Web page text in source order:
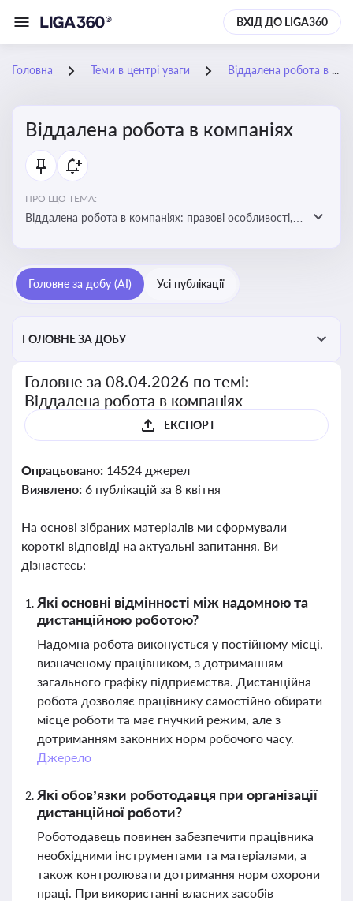
ВХІД ДО LIGA360
Головна Теми в центрі уваги Віддалена робота в компаніях
Віддалена робота в компаніях
ПРО ЩО ТЕМА:
Віддалена робота в компаніях: правові особливості,
Головне за добу (AI) Усі публікації
ГОЛОВНЕ ЗА ДОБУ
Головне за 08.04.2026 по темі:
Віддалена робота в компаніях
ЕКСПОРТ
Опрацьовано: 14524 джерел
Виявлено: 6 публікацій за 8 квітня
На основі зібраних матеріалів ми сформували
короткі відповіді на актуальні запитання. Ви
дізнаєтесь:
Які основні відмінності між надомною та
дистанційною роботою?
Надомна робота виконується у постійному місці,
визначеному працівником, з дотриманням
загального графіку підприємства. Дистанційна
робота дозволяє працівнику самостійно обирати
місце роботи та має гнучкий режим, але з
дотриманням законних норм робочого часу.
Джерело
Які обов’язки роботодавця при організації
дистанційної роботи?
Роботодавець повинен забезпечити працівника
необхідними інструментами та матеріалами, а
також контролювати дотримання норм охорони
праці. При використанні власних засобів